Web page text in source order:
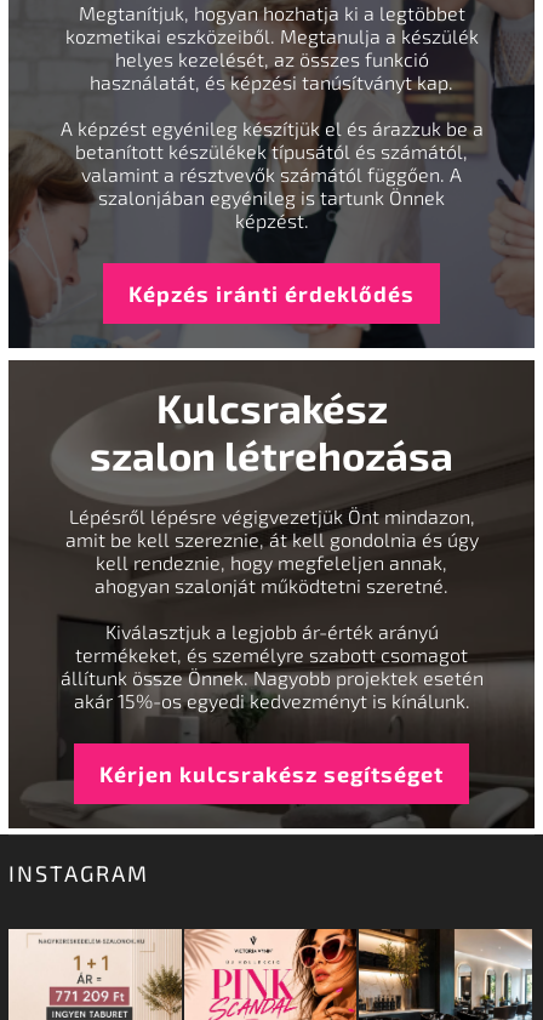
Megtanítjuk, hogyan hozhatja ki a legtöbbet
kozmetikai eszközeiből. Megtanulja a készülék
helyes kezelését, az összes funkció
használatát, és képzési tanúsítványt kap.
A képzést egyénileg készítjük el és árazzuk be a
betanított készülékek típusától és számától,
valamint a résztvevők számától függően. A
szalonjában egyénileg is tartunk Önnek
képzést.
Képzés iránti érdeklődés
Kulcsrakész
szalon létrehozása
Lépésről lépésre végigvezetjük Önt mindazon,
amit be kell szereznie, át kell gondolnia és úgy
kell rendeznie, hogy megfeleljen annak,
ahogyan szalonját működtetni szeretné.
Kiválasztjuk a legjobb ár-érték arányú
termékeket, és személyre szabott csomagot
állítunk össze Önnek. Nagyobb projektek esetén
akár 15%-os egyedi kedvezményt is kínálunk.
Kérjen kulcsrakész segítséget
INSTAGRAM